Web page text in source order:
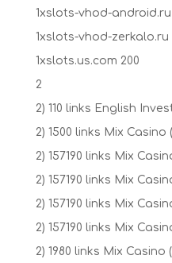
1xslots-vhod-android.ru
1xslots-vhod-zerkalo.ru
1xslots.us.com 200
2
2) 110 links English
2) 1500 links Mix Casino
2) 157190 links Mix
2) 157190 links Mix
2) 157190 links Mix
2) 157190 links Mix
2) 1980 links Mix Casino